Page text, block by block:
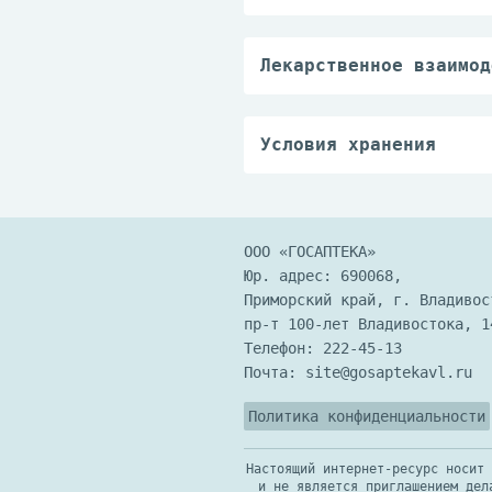
При появлении
указанных в
эффектов.
Лекарственное
эстрогенами и
Условия хранения
ООО «ГОСАПТЕКА»
Юр. адрес: 690068,
Приморский край, г.
пр-т 100-лет Владивостока,
Телефон: 222-45-13
Почта: site@gosaptekavl.ru
Политика конфиденциальности
Настоящий интернет-ресурс
и не является приглашением